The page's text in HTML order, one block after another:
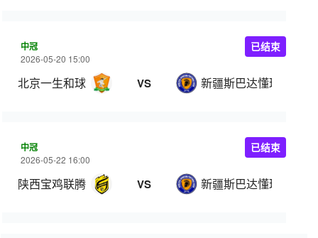
中冠
2026-05-20 15:00
北京一生和球 VS 新疆斯巴达懂球哥
已结束
中冠
2026-05-22 16:00
陕西宝鸡联腾 VS 新疆斯巴达懂球哥
已结束